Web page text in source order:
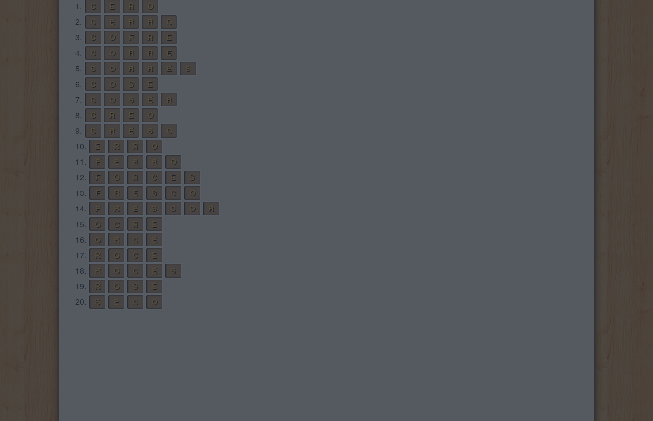
1.
C E R
O
2.
C E R R
O
3.
C O F R
E
4.
C O R R
E
5.
C O R R E
S
6.
C O S
E
7.
C O S E
R
8.
C R E
O
9.
C R E S
O
10.
E R R
O
11.
F E R R
O
12.
F O R C E
S
13.
F R E S C
O
14.
F R E S C O
R
15.
O C R
E
16.
O R C
E
17.
R O C
E
18.
R O C E
S
19.
R O S
E
20.
S E C O